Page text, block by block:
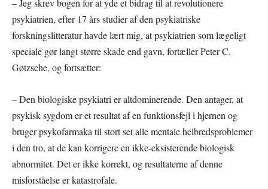
– Jeg skrev bogen for at yde et bidrag til at revolutionere
psykiatrien, efter 17 års studier af den psykiatriske
forskningslitteratur havde lært mig, at psykiatrien som lægeligt
speciale gør langt større skade end gavn, fortæller Peter C.
Gøtzsche, og fortsætter:
– Den biologiske psykiatri er altdominerende. Den antager, at
psykisk sygdom er et resultat af en funktionsfejl i hjernen og
bruger psykofarmaka til stort set alle mentale helbredsproblemer
i den tro, at de kan korrigere en ikke-eksisterende biologisk
abnormitet. Det er ikke korrekt, og resultaterne af denne
misforståelse er katastrofale.